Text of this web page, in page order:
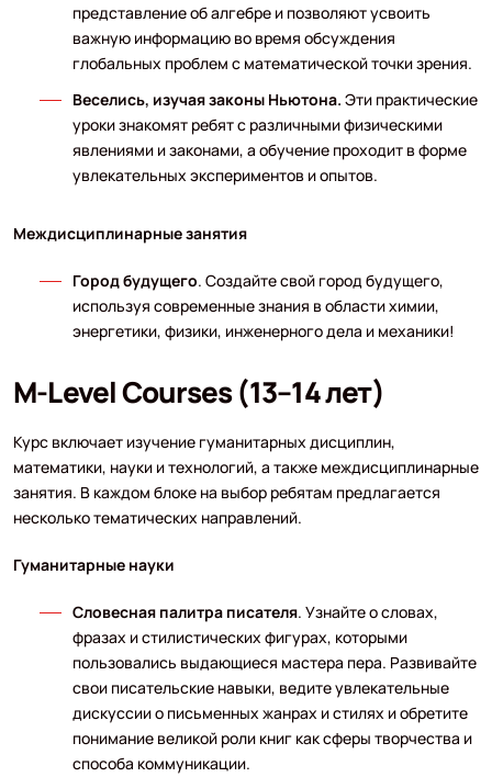
представление об алгебре и позволяют усвоить
важную информацию во время обсуждения
глобальных проблем с математической точки зрения.
Веселись, изучая законы Ньютона. Эти практические
уроки знакомят ребят с различными физическими
явлениями и законами, а обучение проходит в форме
увлекательных экспериментов и опытов.
Междисциплинарные занятия
Город будущего. Создайте свой город будущего,
используя современные знания в области химии,
энергетики, физики, инженерного дела и механики!
M-Level Courses (13–14 лет)
Курс включает изучение гуманитарных дисциплин,
математики, науки и технологий, а также междисциплинарные
занятия. В каждом блоке на выбор ребятам предлагается
несколько тематических направлений.
Гуманитарные науки
Словесная палитра писателя. Узнайте о словах,
фразах и стилистических фигурах, которыми
пользовались выдающиеся мастера пера. Развивайте
свои писательские навыки, ведите увлекательные
дискуссии о письменных жанрах и стилях и обретите
понимание великой роли книг как сферы творчества и
способа коммуникации.